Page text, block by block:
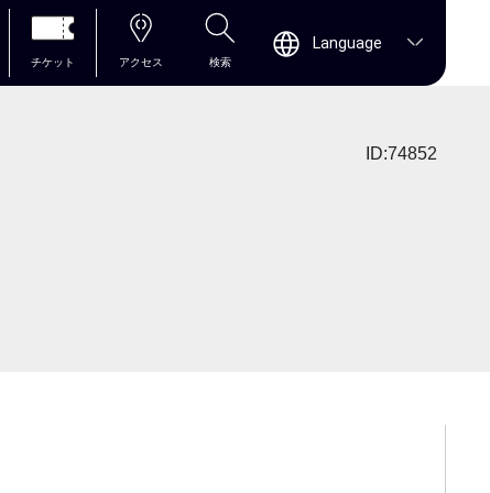
チケット アクセス 検索
Language
ID:74852